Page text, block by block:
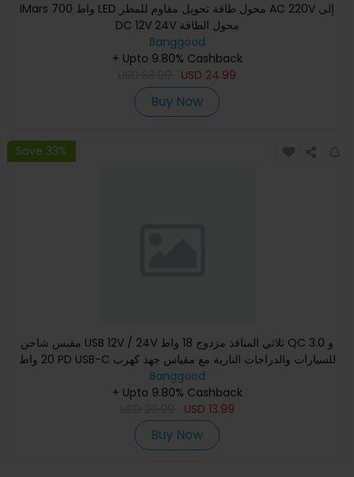
iMars 700 واط LED محول طاقة تحويل مقاوم للمطر AC 220V إلى
DC 12V 24V محول الطاقة
Banggood
+ Upto 9.80% Cashback
USD 24.99
Buy Now
Save 33%
مقبس شاحن USB 12V / 24V ثلاثي المنافذ مزدوج 18 واط QC 3.0 و
20 واط PD USB-C للسيارات والدراجات النارية مع مقياس جهد كهرب
Banggood
+ Upto 9.80% Cashback
USD 13.99
Buy Now